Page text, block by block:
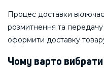
Процес доставки включає
розмитнення та
оформити доставку
Чому варто